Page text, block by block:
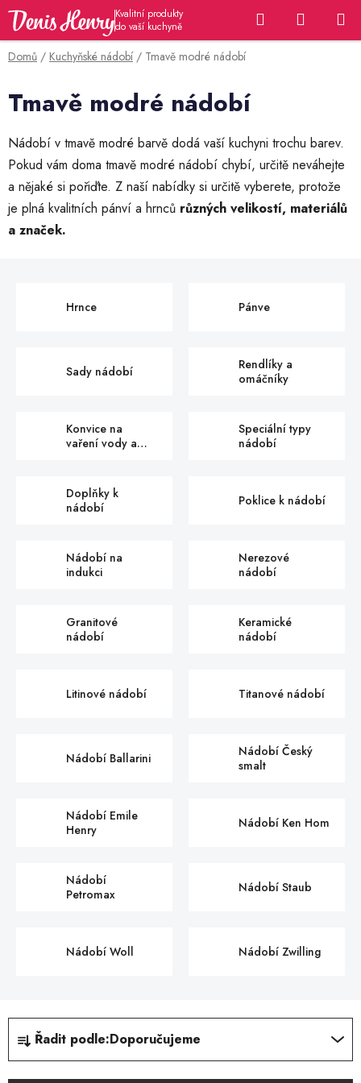
Přejít
obsah
Hledat
KOŠÍK
Domů / Kuchyňské nádobí / Tmavě modré nádobí
Tmavě modré nádobí
Nádobí v tmavě modré barvě dodá vaší kuchyni trochu barev.
Pokud vám doma tmavě modré nádobí chybí, určitě neváhejte
a nějaké si pořiďte. Z naší nabídky si určitě vyberete, protože
je plná kvalitních pánví a hrnců různých velikostí, materiálů
a značek.
Hrnce Pánve
Sady nádobí
Rendlíky a
omáčníky
Konvice na
vaření vody a
Speciální typy
nádobí
Doplňky k
nádobí
Poklice k nádobí
Nádobí na
indukci
Nerezové
nádobí
Granitové
nádobí
Keramické
nádobí
Litinové nádobí Titanové nádobí
Nádobí Ballarini
Nádobí Český
smalt
Nádobí Emile
Henry
Nádobí Ken Hom
Nádobí
Petromax
Nádobí Staub
Nádobí Woll Nádobí Zwilling
Ř
z
Řadit podle:Doporučujeme